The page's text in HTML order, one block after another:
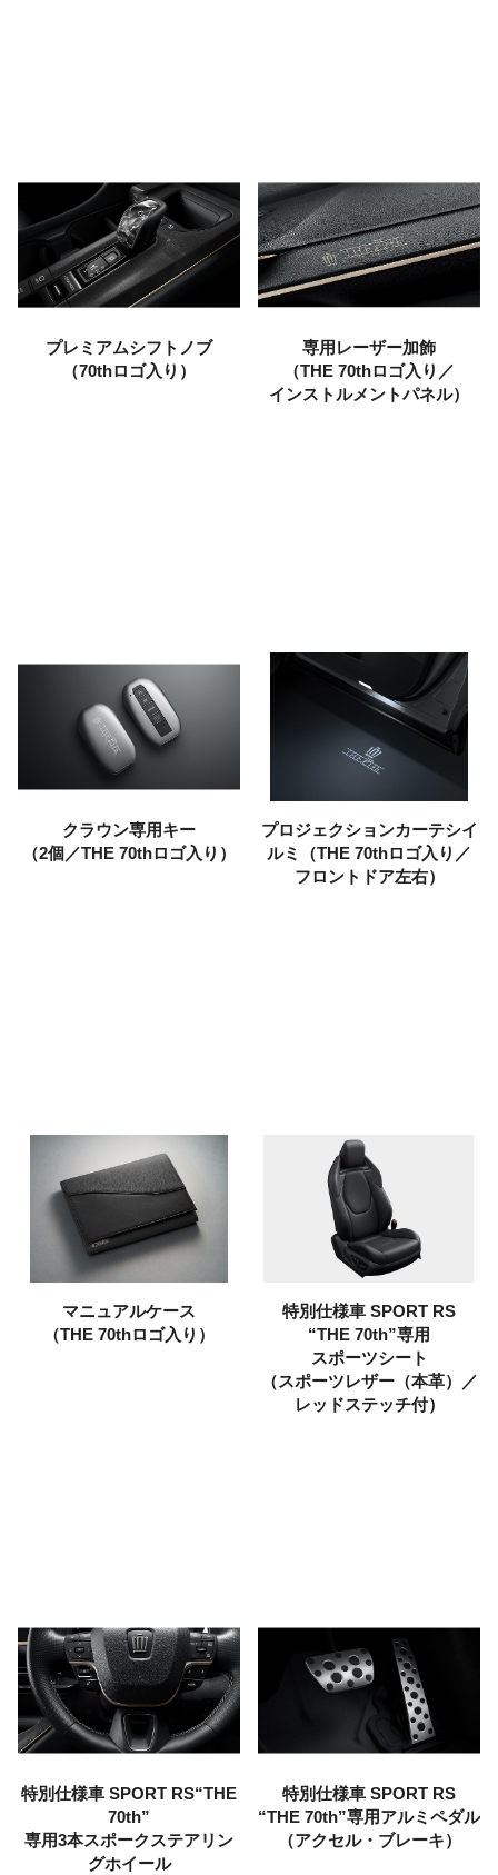
プレミアムシフトノブ
（70thロゴ入り）
専用レーザー加飾
（THE 70thロゴ入り／
インストルメントパネル）
クラウン専用キー
（2個／THE 70thロゴ入り）
プロジェクションカーテシイ
ルミ
（THE 70thロゴ入り／
フロントドア左右）
マニュアルケース
（THE 70thロゴ入り）
特別仕様車 SPORT RS
“THE 70th”専用
スポーツシート
（スポーツレザー（本革）／
レッドステッチ付）
特別仕様車 SPORT RS“THE
70th”
専用3本スポークステアリン
グホイール
特別仕様車 SPORT RS
“THE 70th”専用アルミペダル
（アクセル・ブレーキ）